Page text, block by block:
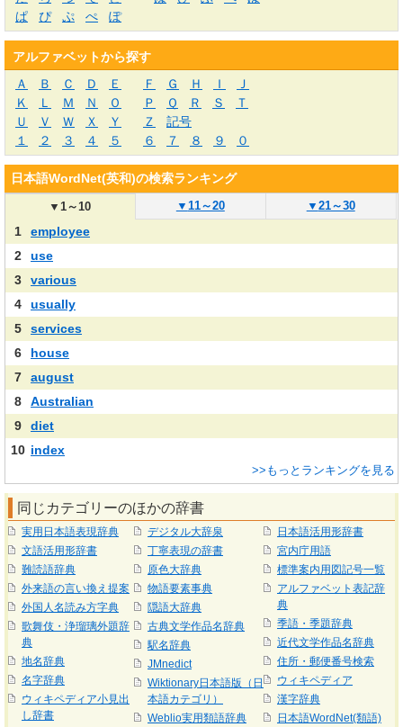
ぱ
ぴ ぷ ぺ ぽ
アルファベットから探す
Ａ
Ｂ Ｃ Ｄ Ｅ Ｆ Ｇ Ｈ Ｉ
Ｊ
Ｋ
Ｌ Ｍ Ｎ Ｏ Ｐ Ｑ Ｒ Ｓ
Ｔ
Ｕ
Ｖ Ｗ Ｘ Ｙ Ｚ
記号
１
２ ３ ４ ５ ６ ７ ８ ９ ０
日本語WordNet(英和)の検索ランキング
▼1～10 ▼ 11～20 ▼ 21～30
1
employee
2
use
3
various
4
usually
5
services
6
house
7
august
8
Australian
9
diet
10 index
>>もっとランキングを見る
同じカテゴリーのほかの辞書
実用日本語表現辞典
文語活用形辞書
難読語辞典
外来語の言い換え提案
外国人名読み方字典
歌舞伎・浄瑠璃外題辞
典
地名辞典
名字辞典
ウィキペディア小見出
し辞書
デジタル大辞泉
丁寧表現の辞書
原色大辞典
物語要素事典
隠語大辞典
古典文学作品名辞典
駅名辞典
JMnedict
Wiktionary日本語版（日
本語カテゴリ）
Weblio実用類語辞典
日本語活用形辞書
宮内庁用語
標準案内用図記号一覧
アルファベット表記辞
典
季語・季題辞典
近代文学作品名辞典
住所・郵便番号検索
ウィキペディア
漢字辞典
日本語WordNet(類語)